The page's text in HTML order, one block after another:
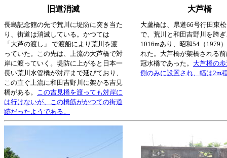
旧道消滅 大芦橋
長島記念館の先で荒川に堤防に突き当た
り、街道は消滅している。かつては
「大芦の渡し」 で渡船により荒川を渡
っていた。この先は、上流の大芦橋で対
岸に渡っていく。堤防に上がると日本一
長い荒川水管橋が対岸まで延びており、
この直ぐ上流に和田吉野川に架かる吉見
橋がある。 この吉見橋を渡っても対岸に
は行けないが、この橋筋がかつての街道
跡だったようである。
大蘆橋は、県道66号行田東
で、荒川と和田吉野川を跨
1016mあり、昭和54（1979
れた。大芦橋が架橋される
冠水橋であった。 大芦橋の
側のみに設置され、幅は2m